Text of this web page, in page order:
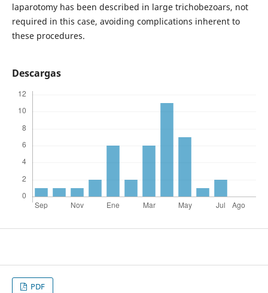
laparotomy has been described in large trichobezoars, not
required in this case, avoiding complications inherent to
these procedures.
Descargas
PDF